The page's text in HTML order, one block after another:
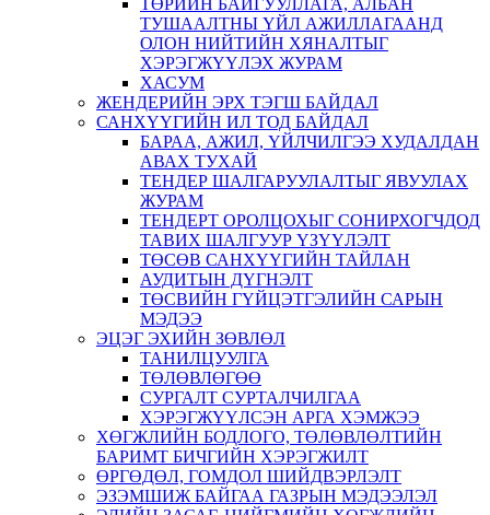
ТӨРИЙН БАЙГУУЛЛАГА, АЛБАН
ТУШААЛТНЫ ҮЙЛ АЖИЛЛАГААНД
ОЛОН НИЙТИЙН ХЯНАЛТЫГ
ХЭРЭГЖҮҮЛЭХ ЖУРАМ
ХАСУМ
ЖЕНДЕРИЙН ЭРХ ТЭГШ БАЙДАЛ
САНХҮҮГИЙН ИЛ ТОД БАЙДАЛ
БАРАА, АЖИЛ, ҮЙЛЧИЛГЭЭ ХУДАЛДАН
АВАХ ТУХАЙ
ТЕНДЕР ШАЛГАРУУЛАЛТЫГ ЯВУУЛАХ
ЖУРАМ
ТЕНДЕРТ ОРОЛЦОХЫГ СОНИРХОГЧДОД
ТАВИХ ШАЛГУУР ҮЗҮҮЛЭЛТ
ТӨСӨВ САНХҮҮГИЙН ТАЙЛАН
АУДИТЫН ДҮГНЭЛТ
ТӨСВИЙН ГҮЙЦЭТГЭЛИЙН САРЫН
МЭДЭЭ
ЭЦЭГ ЭХИЙН ЗӨВЛӨЛ
ТАНИЛЦУУЛГА
ТӨЛӨВЛӨГӨӨ
СУРГАЛТ СУРТАЛЧИЛГАА
ХЭРЭГЖҮҮЛСЭН АРГА ХЭМЖЭЭ
ХӨГЖЛИЙН БОДЛОГО, ТӨЛӨВЛӨЛТИЙН
БАРИМТ БИЧГИЙН ХЭРЭГЖИЛТ
ӨРГӨДӨЛ, ГОМДОЛ ШИЙДВЭРЛЭЛТ
ЭЗЭМШИЖ БАЙГАА ГАЗРЫН МЭДЭЭЛЭЛ